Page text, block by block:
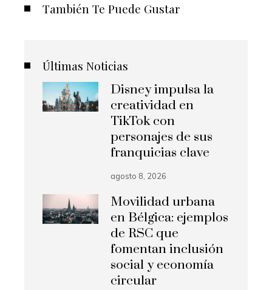
También Te Puede Gustar
Últimas Noticias
Disney impulsa la
creatividad en
TikTok con
personajes de sus
franquicias clave
agosto 8, 2026
Movilidad urbana
en Bélgica: ejemplos
de RSC que
fomentan inclusión
social y economía
circular